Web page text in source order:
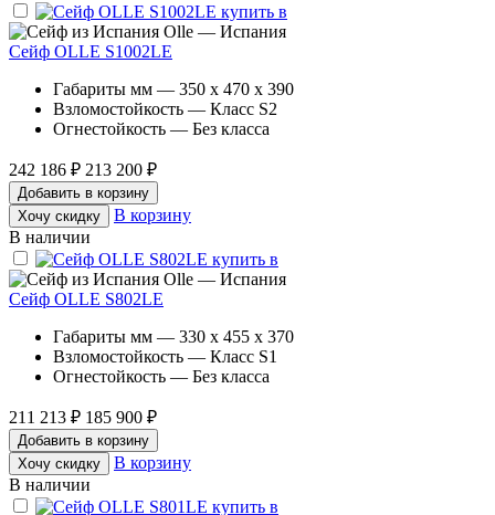
Olle — Испания
Сейф OLLE S1002LE
Габариты мм — 350 x 470 x 390
Взломостойкость — Класс S2
Огнестойкость — Без класса
242 186 ₽ 213 200 ₽
Добавить в корзину
Хочу скидку
В корзину
В наличии
Olle — Испания
Сейф OLLE S802LE
Габариты мм — 330 x 455 x 370
Взломостойкость — Класс S1
Огнестойкость — Без класса
211 213 ₽ 185 900 ₽
Добавить в корзину
Хочу скидку
В корзину
В наличии